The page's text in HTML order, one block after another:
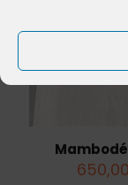
Sold
Mambodé
650,00